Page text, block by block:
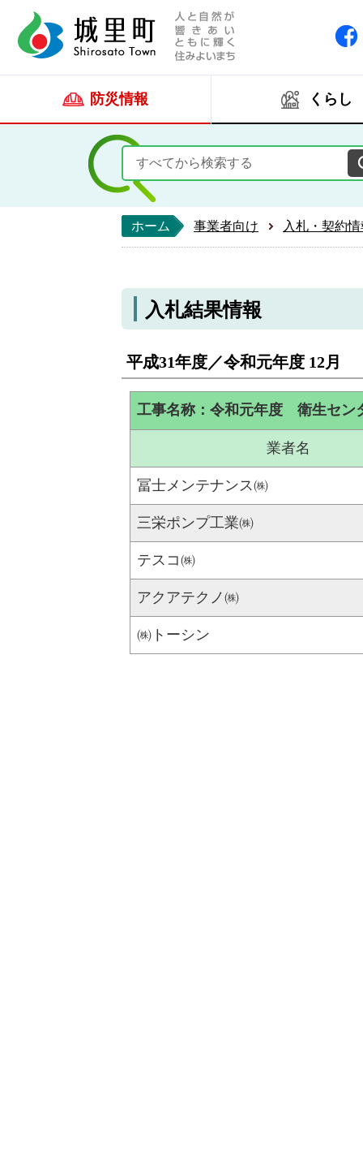
防災情報 くらし
ホーム 事業者向け 入札・契約
入札結果情報
平成31年度／令和元年度 12月
工事名称：令和元年度 衛生セ
業者名
冨士メンテナンス㈱
三栄ポンプ工業㈱
テスコ㈱
アクアテクノ㈱
㈱トーシン